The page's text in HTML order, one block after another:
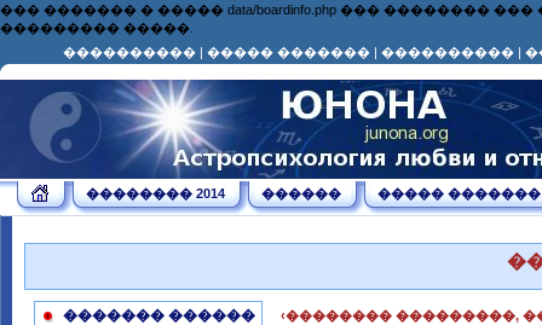
��� ������� � ����� data/boardinfo.php ���
��������� �����.
���������� | ����� ������� | ���������� |
�������� 2014 ������ ����� �������
������� ������ ‹�������� ���������,